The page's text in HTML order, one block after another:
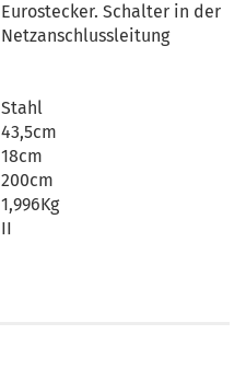
Eurostecker. Schalter in der
Netzanschlussleitung
Stahl
43,5cm
18cm
200cm
1,996Kg
II